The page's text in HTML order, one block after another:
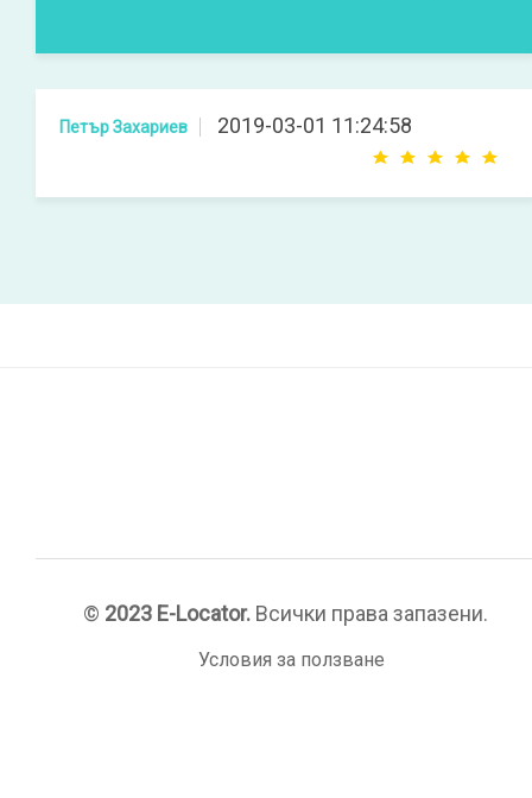
Петър Захариев 2019-03-01 11:24:58
© 2023 E-Locator.Всички права запазени.
Условия за ползване